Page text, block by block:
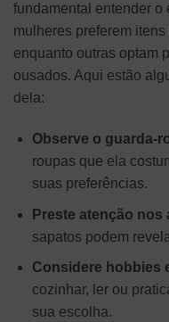
fundamental entender o
mulheres preferem
enquanto outras optam
ousados. Aqui estão
dela:
Observe o guarda-
roupas que ela
suas preferências.
Preste atenção nos
sapatos podem
Considere hobbies
cozinhar, ler ou
sua escolha.